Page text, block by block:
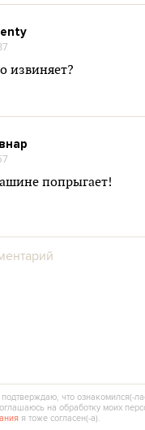
извиняет?
попрыгает!
что
на обработку моих
я тоже согласен(‑а).